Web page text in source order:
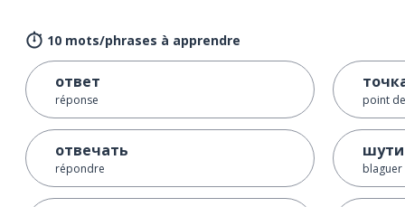
10 mots/phrases à apprendre
ответ
réponse
отвечать
répondre
point
blaguer